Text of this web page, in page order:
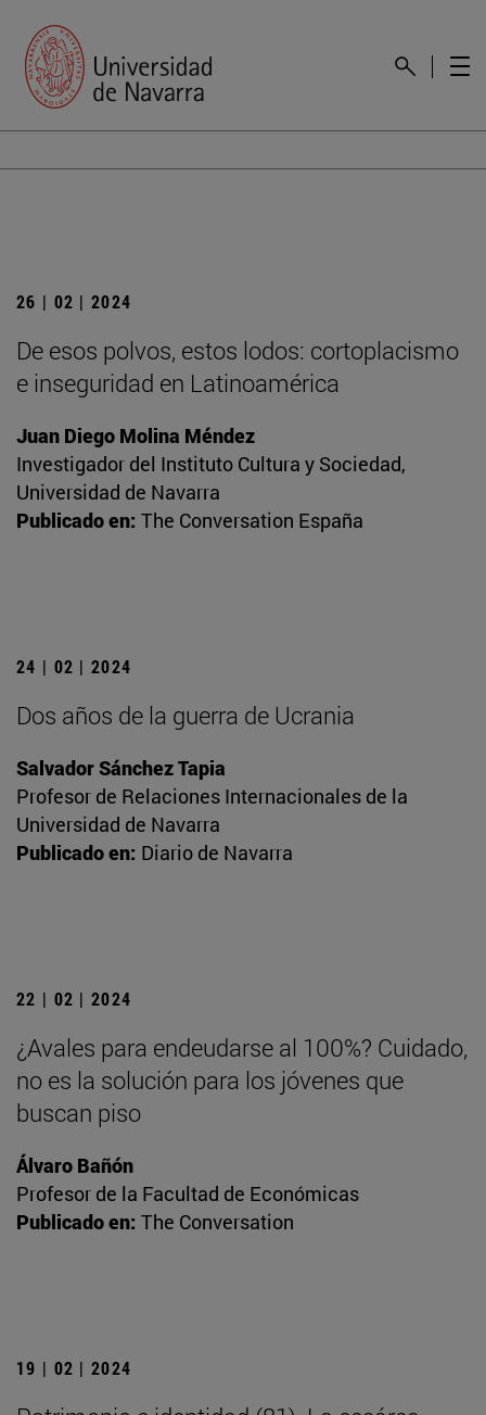
26 | 02 | 2024
De esos polvos, estos lodos: cortoplacismo
e inseguridad en Latinoamérica
Juan Diego Molina Méndez
Investigador del Instituto Cultura y Sociedad,
Universidad de Navarra
Publicado en: The Conversation España
24 | 02 | 2024
Dos años de la guerra de Ucrania
Salvador Sánchez Tapia
Profesor de Relaciones Internacionales de la
Universidad de Navarra
Publicado en: Diario de Navarra
22 | 02 | 2024
¿Avales para endeudarse al 100%? Cuidado,
no es la solución para los jóvenes que
buscan piso
Álvaro Bañón
Profesor de la Facultad de Económicas
Publicado en: The Conversation
19 | 02 | 2024